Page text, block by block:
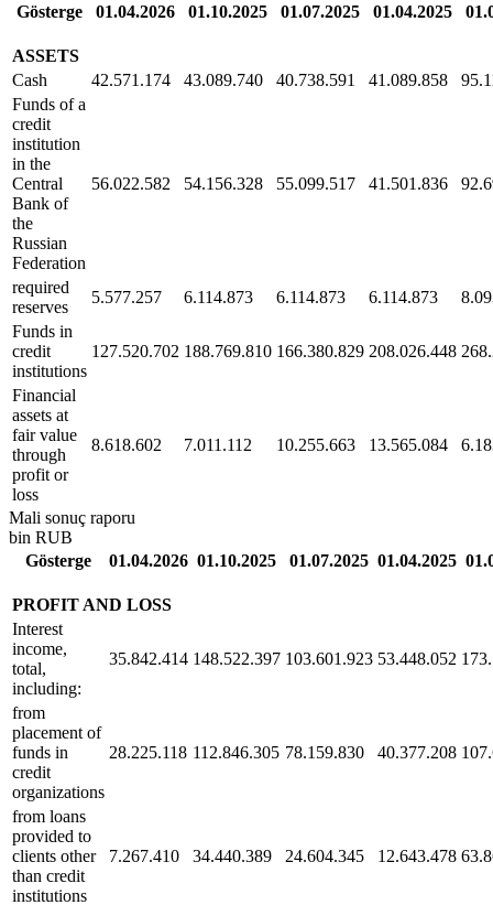
Gösterge
01.04.2026 01.10.2025 01.07.2025 01.04.2025
ASSETS
Cash
42.571.174 43.089.740 40.738.591 41.089.858
Funds of a
credit
institution
in the
Central
Bank of
the
Russian
Federation
56.022.582 54.156.328 55.099.517 41.501.836
required
reserves
5.577.257 6.114.873 6.114.873 6.114.873
Funds in
credit
institutions
127.520.702 188.769.810 166.380.829 208.026.448
Financial
assets at
fair value
through
profit or
loss
8.618.602 7.011.112 10.255.663 13.565.084
Mali sonuç raporu
bin RUB
Gösterge
01.04.2026 01.10.2025 01.07.2025 01.04.2025
PROFIT AND LOSS
Interest
income,
total,
including:
35.842.414 148.522.397 103.601.923 53.448.052
from
placement of
funds in
credit
organizations
28.225.118 112.846.305 78.159.830 40.377.208
from loans
provided to
clients other
than credit
institutions
7.267.410 34.440.389 24.604.345 12.643.478